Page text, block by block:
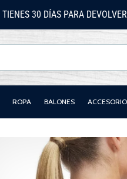
TIENES 30 DÍAS PARA
ROPA BALONES